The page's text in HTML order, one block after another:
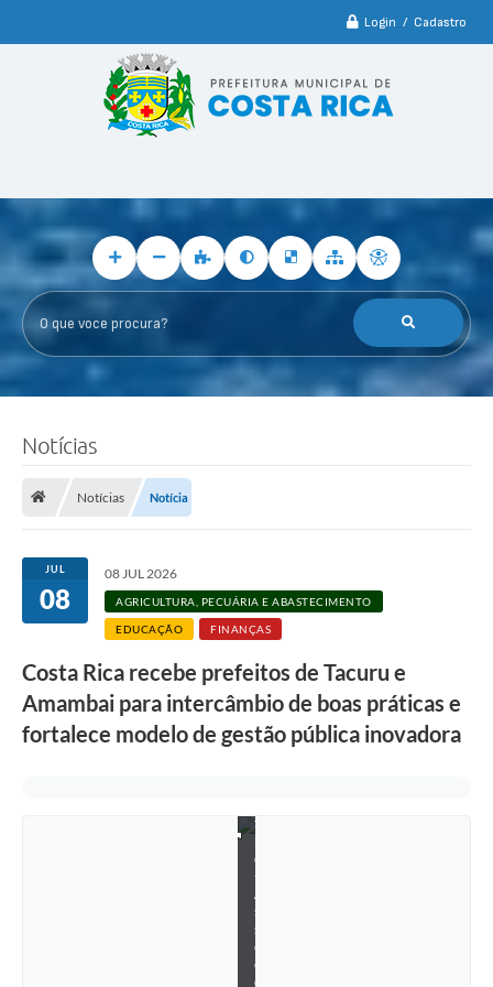
Login / Cadastro
O que voce procura?
Notícias
Notícias Notícia
JUL
08
08 JUL 2026
AGRICULTURA, PECUÁRIA E ABASTECIMENTO
EDUCAÇÃO FINANÇAS
Costa Rica recebe prefeitos de Tacuru e
Amambai para intercâmbio de boas práticas e
fortalece modelo de gestão pública inovadora
i
l
v
s
t
r
e
d
t
o
-
A
s
s
e
c
o